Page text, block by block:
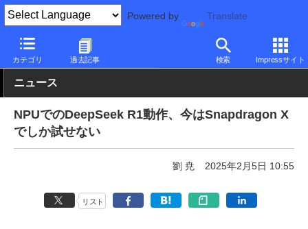
Powered by Translate
カテゴリ 過去記事 検索 Impressサイト
PC Watch 市場 AI
ニュース
NPUでのDeepSeek R1動作、今はSnapdragon X
でしか試せない
劉 尭 2025年2月5日 10:55
リスト